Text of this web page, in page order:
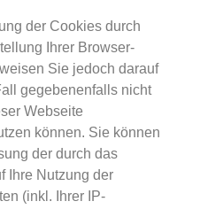
der Cookies durch
Ihrer Browser-
Sie jedoch darauf
gegebenenfalls nicht
Webseite
können. Sie können
der durch das
Ihre Nutzung der
(inkl. Ihrer IP-